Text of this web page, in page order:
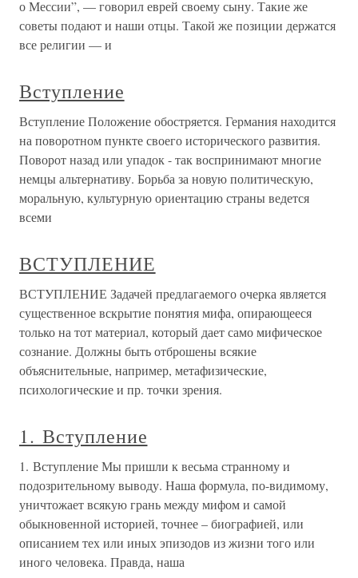
о Мес­сии”, — говорил еврей своему сыну. Такие же
советы подают и наши отцы. Такой же позиции держатся
все религии — и
Вступление
Вступление Положение обостряется. Германия находится
на поворотном пункте своего исторического развития.
Поворот назад или упадок - так воспринимают многие
немцы альтернативу. Борьба за новую политическую,
моральную, культурную ориентацию страны ведется
всеми
ВСТУПЛЕНИЕ
ВСТУПЛЕНИЕ Задачей предлагаемого очерка является
существенное вскрытие понятия мифа, опирающееся
только на тот материал, который дает само мифическое
сознание. Должны быть отброшены всякие
объяснительные, например, метафизические,
психологические и пр. точки зрения.
1. Вступление
1. Вступление Мы пришли к весьма странному и
подозрительному выводу. Наша формула, по-видимому,
уничтожает всякую грань между мифом и самой
обыкновенной историей, точнее – биографией, или
описанием тех или иных эпизодов из жизни того или
иного человека. Правда, наша